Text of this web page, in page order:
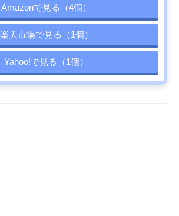
Amazonで見る（4個）
楽天市場で見る（1個）
Yahoo!で見る（1個）